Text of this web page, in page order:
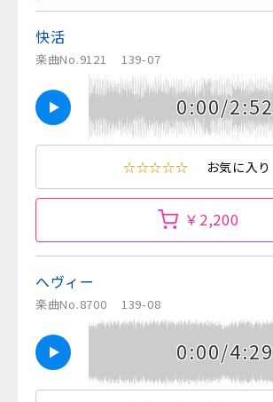
快活
楽曲No.9121 139-07
0:00/2:52
☆☆☆☆☆ お気に入り
￥2,200
へヴィー
楽曲No.8700 139-08
0:00/4:29